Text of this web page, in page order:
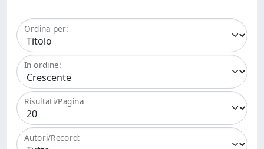
Ordina per:
In ordine:
Risultati/Pagina
Autori/Record: